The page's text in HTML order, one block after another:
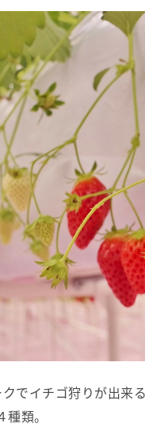
でイチゴ狩りが出来
類。